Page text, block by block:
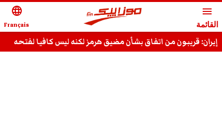
menu
القائمة
language
Français
إيران: قريبون من اتفاق بشأن مضيق هرمز لكنه ليس كافيا لفتحه